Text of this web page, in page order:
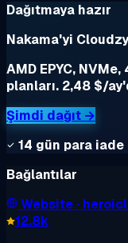
Dağıtmaya hazır
Nakama'yi
AMD EPYC,
planları. 2,48 $/
Şimdi dağıt →
14 gün para iade
Bağlantılar
Website ·
12.8k